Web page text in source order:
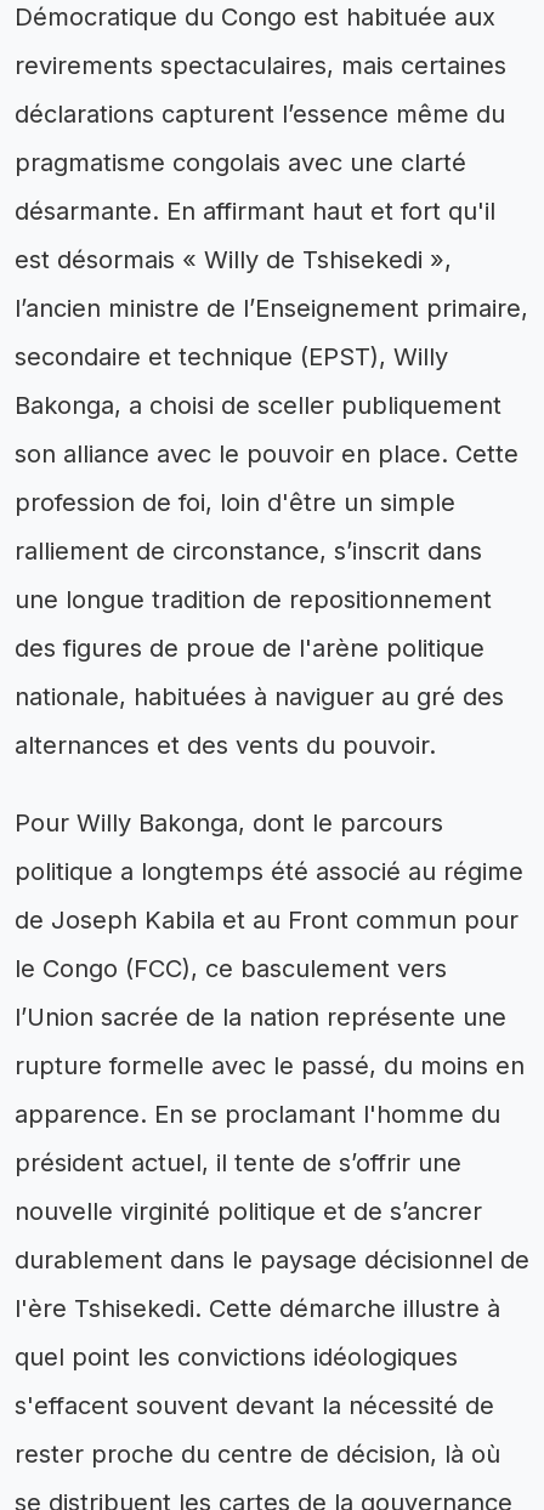
Démocratique du Congo est habituée aux
revirements spectaculaires, mais certaines
déclarations capturent l’essence même du
pragmatisme congolais avec une clarté
désarmante. En affirmant haut et fort qu'il
est désormais « Willy de Tshisekedi »,
l’ancien ministre de l’Enseignement primaire,
secondaire et technique (EPST), Willy
Bakonga, a choisi de sceller publiquement
son alliance avec le pouvoir en place. Cette
profession de foi, loin d'être un simple
ralliement de circonstance, s’inscrit dans
une longue tradition de repositionnement
des figures de proue de l'arène politique
nationale, habituées à naviguer au gré des
alternances et des vents du pouvoir.
Pour Willy Bakonga, dont le parcours
politique a longtemps été associé au régime
de Joseph Kabila et au Front commun pour
le Congo (FCC), ce basculement vers
l’Union sacrée de la nation représente une
rupture formelle avec le passé, du moins en
apparence. En se proclamant l'homme du
président actuel, il tente de s’offrir une
nouvelle virginité politique et de s’ancrer
durablement dans le paysage décisionnel de
l'ère Tshisekedi. Cette démarche illustre à
quel point les convictions idéologiques
s'effacent souvent devant la nécessité de
rester proche du centre de décision, là où
se distribuent les cartes de la gouvernance